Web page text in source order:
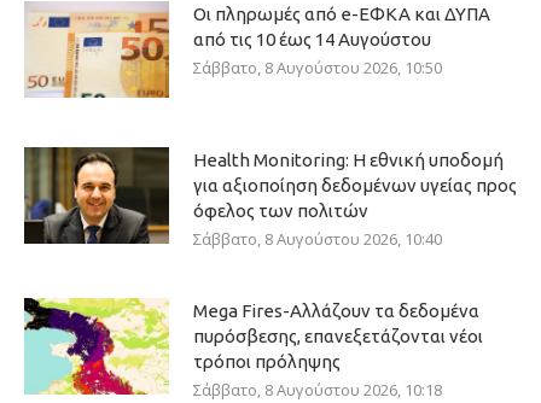
Οι πληρωμές από e-ΕΦΚΑ και ΔΥΠΑ
από τις 10 έως 14 Αυγούστου
Σάββατο, 8 Αυγούστου 2026, 10:50
Health Monitoring: Η εθνική υποδομή
για αξιοποίηση δεδομένων υγείας προς
όφελος των πολιτών
Σάββατο, 8 Αυγούστου 2026, 10:40
Mega Fires-Αλλάζουν τα δεδομένα
πυρόσβεσης, επανεξετάζονται νέοι
τρόποι πρόληψης
Σάββατο, 8 Αυγούστου 2026, 10:18